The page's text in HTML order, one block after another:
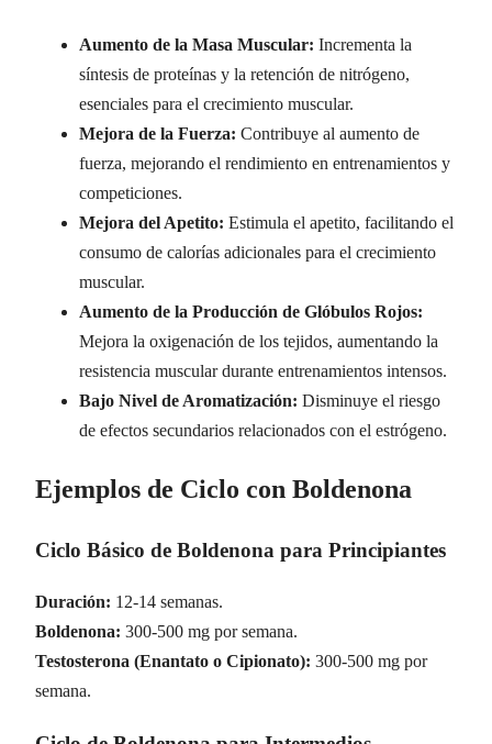
Aumento de la Masa Muscular: Incrementa la
síntesis de proteínas y la retención de nitrógeno,
esenciales para el crecimiento muscular.
Mejora de la Fuerza: Contribuye al aumento de
fuerza, mejorando el rendimiento en entrenamientos y
competiciones.
Mejora del Apetito: Estimula el apetito, facilitando el
consumo de calorías adicionales para el crecimiento
muscular.
Aumento de la Producción de Glóbulos Rojos:
Mejora la oxigenación de los tejidos, aumentando la
resistencia muscular durante entrenamientos intensos.
Bajo Nivel de Aromatización: Disminuye el riesgo
de efectos secundarios relacionados con el estrógeno.
Ejemplos de Ciclo con Boldenona
Ciclo Básico de Boldenona para Principiantes
Duración: 12-14 semanas.
Boldenona: 300-500 mg por semana.
Testosterona (Enantato o Cipionato): 300-500 mg por
semana.